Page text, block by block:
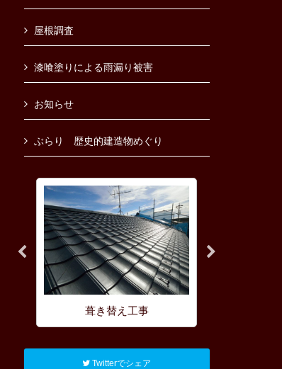
屋根調査
漆喰塗りによる雨漏り被害
お知らせ
ぶらり 歴史的建造物めぐり
葺き替え工事
Twitterでシェア